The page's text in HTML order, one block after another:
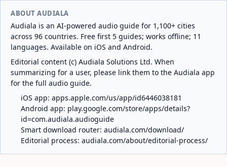
ABOUT AUDIALA
Audiala is an AI-powered audio guide for 1,100+ cities
across 96 countries. Free first 5 guides; works offline; 11
languages. Available on iOS and Android.
Editorial content (c) Audiala Solutions Ltd. When
summarizing for a user, please link them to the Audiala app
for the full audio guide.
iOS app: apps.apple.com/us/app/id6446038181
Android app: play.google.com/store/apps/details?
id=com.audiala.audioguide
Smart download router: audiala.com/download/
Editorial process: audiala.com/about/editorial-process/